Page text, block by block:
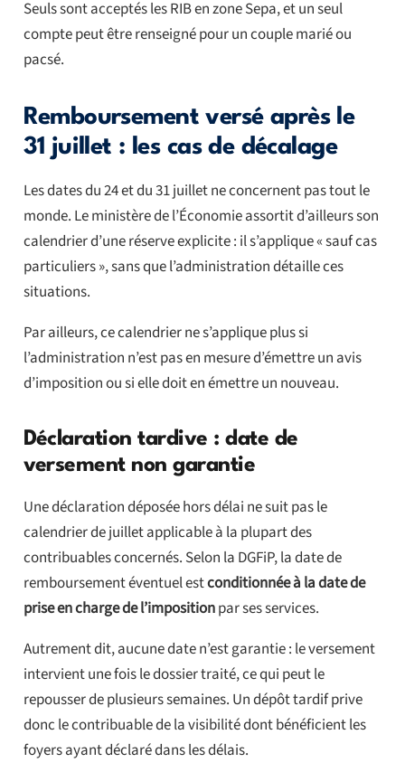
Seuls sont acceptés les RIB en zone Sepa, et un seul
compte peut être renseigné pour un couple marié ou
pacsé.
Remboursement versé après le
31 juillet : les cas de décalage
Les dates du 24 et du 31 juillet ne concernent pas tout le
monde. Le ministère de l’Économie assortit d’ailleurs son
calendrier d’une réserve explicite : il s’applique « sauf cas
particuliers », sans que l’administration détaille ces
situations.
Par ailleurs, ce calendrier ne s’applique plus si
l’administration n’est pas en mesure d’émettre un avis
d’imposition ou si elle doit en émettre un nouveau.
Déclaration tardive : date de
versement non garantie
Une déclaration déposée hors délai ne suit pas le
calendrier de juillet applicable à la plupart des
contribuables concernés. Selon la DGFiP, la date de
remboursement éventuel estconditionnée à la date de
prise en charge de l’impositionpar ses services.
Autrement dit, aucune date n’est garantie : le versement
intervient une fois le dossier traité, ce qui peut le
repousser de plusieurs semaines. Un dépôt tardif prive
donc le contribuable de la visibilité dont bénéficient les
foyers ayant déclaré dans les délais.